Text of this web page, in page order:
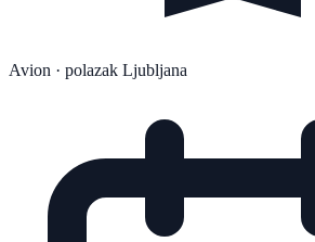
Avion · polazak Ljubljana